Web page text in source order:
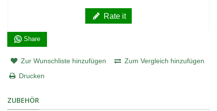
Rate it
Share
Zur Wunschliste hinzufügen
Zum Vergleich hinzufügen
Drucken
ZUBEHÖR